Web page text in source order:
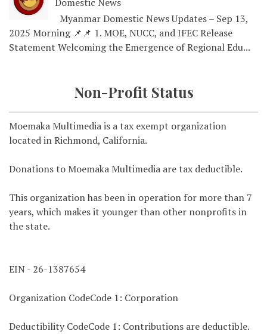
Myanmar Domestic News Updates – Sep 13,
2025 Morning 📌📌 1. MOE, NUCC, and IFEC Release
Statement Welcoming the Emergence of Regional Edu...
Non-Profit Status
Moemaka Multimedia is a tax exempt organization
located in Richmond, California.
Donations to Moemaka Multimedia are tax deductible.
This organization has been in operation for more than 7
years, which makes it younger than other nonprofits in
the state.
EIN - 26-1387654
Organization CodeCode 1: Corporation
Deductibility CodeCode 1: Contributions are deductible.